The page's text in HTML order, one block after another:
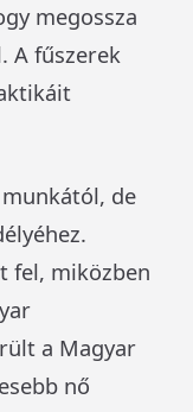
megossza
A fűszerek
de
fel, miközben
a Magyar
nő